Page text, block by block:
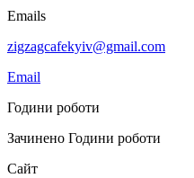
Emails
zigzagcafekyiv@gmail.com
Email
Години роботи
Зачинено Години роботи
Сайт